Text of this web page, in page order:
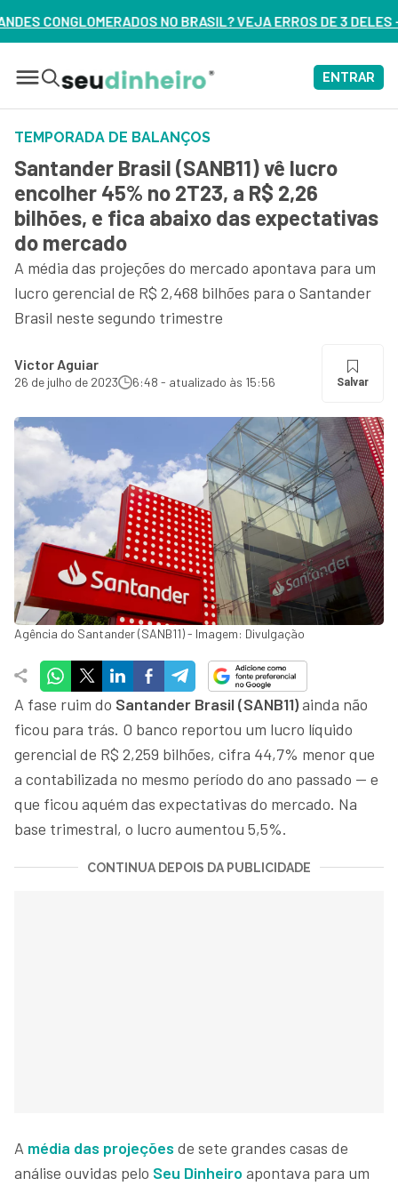
VEJA ERROS DE 3 DELES – ASSISTA AGORA
ENTRAR
TEMPORADA DE BALANÇOS
Santander Brasil (SANB11) vê lucro
encolher 45% no 2T23, a R$ 2,26
bilhões, e fica abaixo das expectativas
do mercado
A média das projeções do mercado apontava para um
lucro gerencial de R$ 2,468 bilhões para o Santander
Brasil neste segundo trimestre
Victor Aguiar
26 de julho de 2023 6:48 - atualizado às 15:56 Salvar
Agência do Santander (SANB11) - Imagem: Divulgação
A fase ruim do Santander Brasil (SANB11)ainda não
ficou para trás. O banco reportou um lucro líquido
gerencial de R$ 2,259 bilhões, cifra 44,7% menor que
a contabilizada no mesmo período do ano passado — e
que ficou aquém das expectativas do mercado. Na
base trimestral, o lucro aumentou 5,5%.
CONTINUA DEPOIS DA PUBLICIDADE
A média das projeções de sete grandes casas de
análise ouvidas pelo Seu Dinheiro apontava para um